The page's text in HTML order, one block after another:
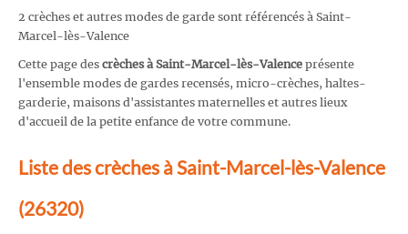
2 crèches et autres modes de garde sont référencés à Saint-
Marcel-lès-Valence
Cette page des crèches à Saint-Marcel-lès-Valence présente
l'ensemble modes de gardes recensés, micro-crèches, haltes-
garderie, maisons d'assistantes maternelles et autres lieux
d'accueil de la petite enfance de votre commune.
Liste des crèches à Saint-Marcel-lès-Valence
(26320)